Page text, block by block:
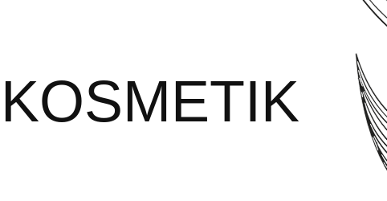
KOSMETIK